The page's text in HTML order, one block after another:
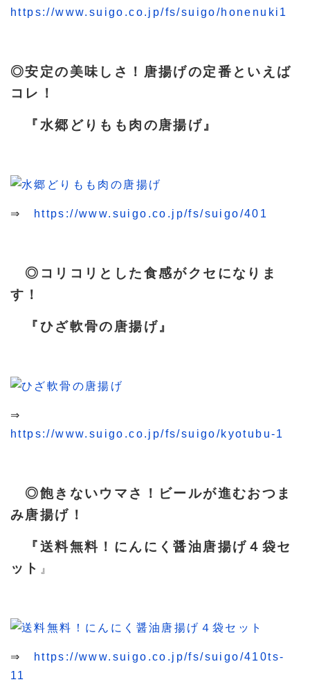
https://www.suigo.co.jp/fs/suigo/honenuki1
◎安定の美味しさ！唐揚げの定番といえば
コレ！
『水郷どりもも肉の唐揚げ』
⇒ https://www.suigo.co.jp/fs/suigo/401
◎コリコリとした食感がクセになりま
す！
『ひざ軟骨の唐揚げ』
⇒
https://www.suigo.co.jp/fs/suigo/kyotubu-1
◎飽きないウマさ！ビールが進むおつま
み唐揚げ！
『送料無料！にんにく醤油唐揚げ４袋セ
ット 』
⇒
https://www.suigo.co.jp/fs/suigo/410ts-
11